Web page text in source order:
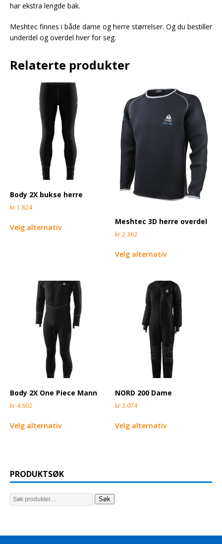
har ekstra lengde bak.
Meshtec finnes i både dame og herre størrelser. Og du bestiller
underdel og overdel hver for seg.
Relaterte produkter
Body 2X bukse herre
kr 1.824
Velg alternativ
Meshtec 3D herre overdel
kr 2.362
Velg alternativ
Body 2X One Piece Mann
kr 4.602
Velg alternativ
NORD 200 Dame
kr3.074
Velg alternativ
PRODUKTSØK
Søk